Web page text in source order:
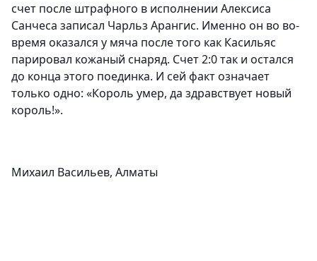
счет после штрафного в исполнении Алексиса
Санчеса записал Чарльз Арангис. Именно он во во-
время оказался у мяча после того как Касильяс
парировал кожаный снаряд. Счет 2:0 так и остался
до конца этого поединка. И сей факт означает
только одно: «Король умер, да здравствует новый
король!».
Михаил Васильев, Алматы